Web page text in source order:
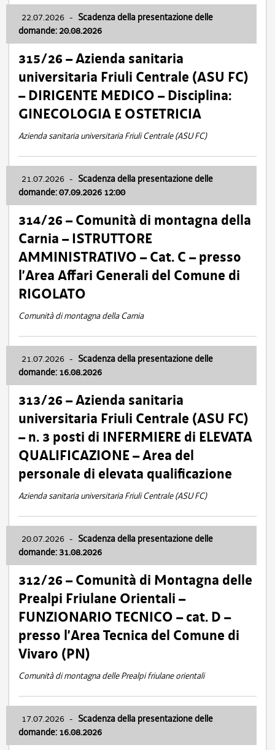
22.07.2026 - Scadenza della presentazione delle
domande: 20.08.2026
315/26 – Azienda sanitaria
universitaria Friuli Centrale (ASU FC)
– DIRIGENTE MEDICO – Disciplina:
GINECOLOGIA E OSTETRICIA
Azienda sanitaria universitaria Friuli Centrale (ASU FC)
21.07.2026 - Scadenza della presentazione delle
domande: 07.09.2026 12:00
314/26 – Comunità di montagna della
Carnia – ISTRUTTORE
AMMINISTRATIVO – Cat. C – presso
l’Area Affari Generali del Comune di
RIGOLATO
Comunità di montagna della Carnia
21.07.2026 - Scadenza della presentazione delle
domande: 16.08.2026
313/26 – Azienda sanitaria
universitaria Friuli Centrale (ASU FC)
– n. 3 posti di INFERMIERE di ELEVATA
QUALIFICAZIONE – Area del
personale di elevata qualificazione
Azienda sanitaria universitaria Friuli Centrale (ASU FC)
20.07.2026 - Scadenza della presentazione delle
domande: 31.08.2026
312/26 – Comunità di Montagna delle
Prealpi Friulane Orientali –
FUNZIONARIO TECNICO – cat. D –
presso l’Area Tecnica del Comune di
Vivaro (PN)
Comunità di montagna delle Prealpi friulane orientali
17.07.2026 - Scadenza della presentazione delle
domande: 16.08.2026